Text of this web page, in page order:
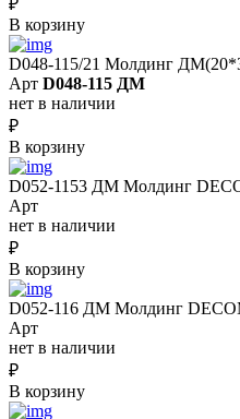
В корзину
D048-115/21 Молдинг
Арт D048-115 ДМ
нет в наличии
₽
В корзину
D052-1153 ДМ Молдинг
Арт
нет в наличии
₽
В корзину
D052-116 ДМ Молдинг
Арт
нет в наличии
₽
В корзину